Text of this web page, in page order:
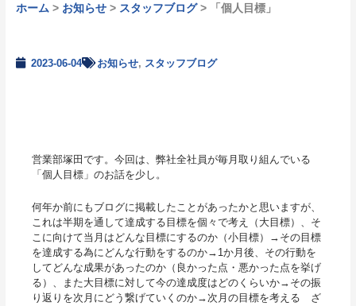
ホーム > お知らせ > スタッフブログ> 「個人目標」
2023-06-04 お知らせ, スタッフブログ
営業部塚田です。今回は、弊社全社員が毎月取り組んでいる
「個人目標」のお話を少し。
何年か前にもブログに掲載したことがあったかと思いますが、
これは半期を通して達成する目標を個々で考え（大目標）、そ
こに向けて当月はどんな目標にするのか（小目標）→その目標
を達成する為にどんな行動をするのか→1か月後、その行動を
してどんな成果があったのか（良かった点・悪かった点を挙げ
る）、また大目標に対して今の達成度はどのくらいか→その振
り返りを次月にどう繋げていくのか→次月の目標を考える ざ